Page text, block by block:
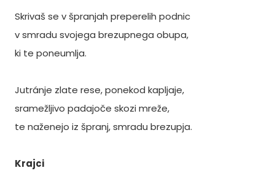
Skrivaš se v špranjah preperelih podnic
v smradu svojega brezupnega obupa,
ki te poneumlja.
Jutránje zlate rese, ponekod kapljaje,
sramežljivo padajoče skozi mreže,
te naženejo iz špranj, smradu brezupja.
Krajci